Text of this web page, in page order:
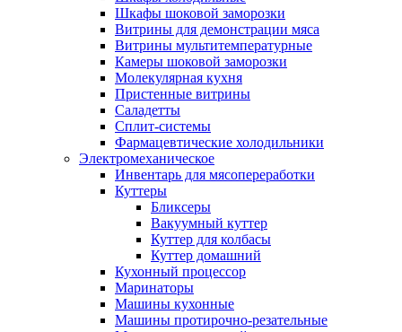
Шкафы шоковой заморозки
Витрины для демонстрации мяса
Витрины мультитемпературные
Камеры шоковой заморозки
Молекулярная кухня
Пристенные витрины
Саладетты
Сплит-системы
Фармацевтические холодильники
Электромеханическое
Инвентарь для мясопереработки
Куттеры
Бликсеры
Вакуумный куттер
Куттер для колбасы
Куттер домашний
Кухонный процессор
Маринаторы
Машины кухонные
Машины протирочно-резательные